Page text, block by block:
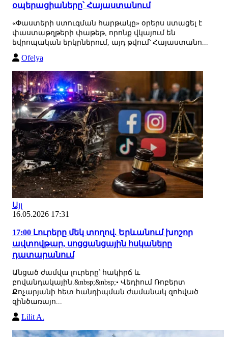
օպերացիաները՝ Հայաստանում
«Փաստերի ստուգման հարթակը» օրերս ստացել է
փաստաթղթերի փաթեթ, որոնք վկայում են
եվրոպական երկրներում, այդ թվում՝ Հայաստանո...
Ofelya
Այլ
16.05.2026 17:31
17:00 Լուրերը մեկ տողով. Երևանում խոշոր
ավտովթար, սոցցանցային հսկաները
դատարանում
Անցած ժամվա լուրերը՝ հակիրճ և
բովանդակային.&nbsp;&nbsp;• Վեդիում Ռոբերտ
Քոչարյանի հետ հանդիպման ժամանակ զոհված
զինծառայո...
Lilit A.